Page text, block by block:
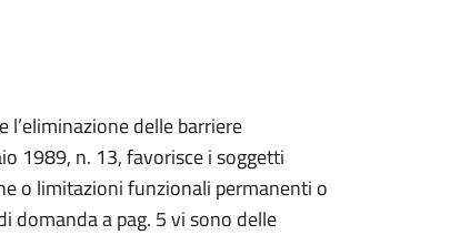
delle barriere
1989, n. 13, favorisce i soggetti
o limitazioni funzionali permanenti o
domanda a pag. 5 vi sono delle